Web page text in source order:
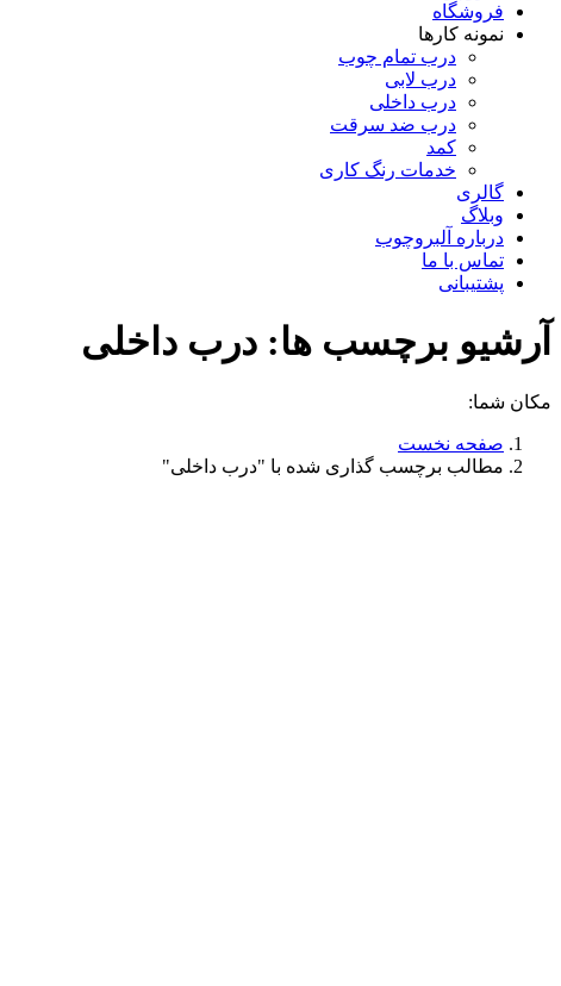
فروشگاه
نمونه کارها
درب تمام چوب
درب لابی
درب داخلی
درب ضد سرقت
کمد
خدمات رنگ کاری
گالری
وبلاگ
درباره آلبروچوب
تماس با ما
پشتیبانی
آرشیو برچسب ها: درب داخلی
مکان شما:
صفحه نخست
مطالب برچسب گذاری شده با "درب داخلی"